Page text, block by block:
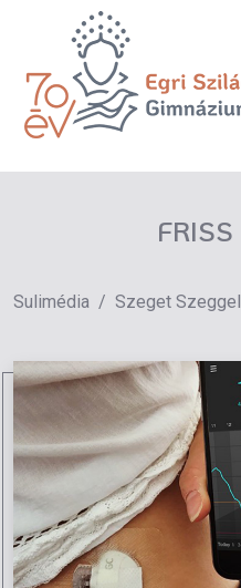
FRISS
Sulimédia Szeget Szeggel